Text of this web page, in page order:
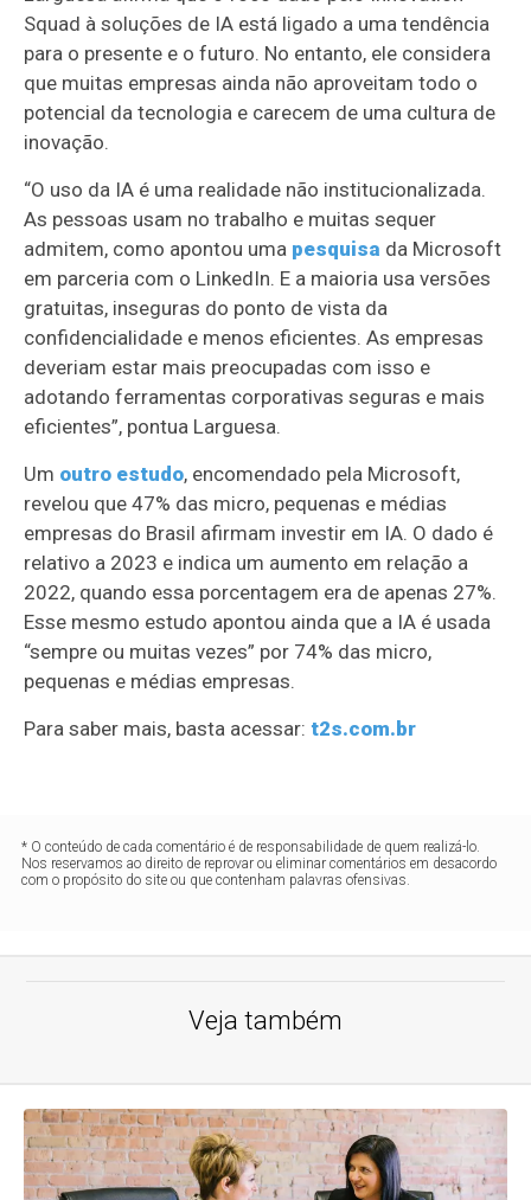
Squad à soluções de IA está ligado a uma tendência
para o presente e o futuro. No entanto, ele considera
que muitas empresas ainda não aproveitam todo o
potencial da tecnologia e carecem de uma cultura de
inovação.
“O uso da IA é uma realidade não institucionalizada.
As pessoas usam no trabalho e muitas sequer
admitem, como apontou uma pesquisa da Microsoft
em parceria com o LinkedIn. E a maioria usa versões
gratuitas, inseguras do ponto de vista da
confidencialidade e menos eficientes. As empresas
deveriam estar mais preocupadas com isso e
adotando ferramentas corporativas seguras e mais
eficientes”, pontua Larguesa.
Um outro estudo, encomendado pela Microsoft,
revelou que 47% das micro, pequenas e médias
empresas do Brasil afirmam investir em IA. O dado é
relativo a 2023 e indica um aumento em relação a
2022, quando essa porcentagem era de apenas 27%.
Esse mesmo estudo apontou ainda que a IA é usada
“sempre ou muitas vezes” por 74% das micro,
pequenas e médias empresas.
Para saber mais, basta acessar:t2s.com.br
* O conteúdo de cada comentário é de responsabilidade de quem realizá-lo.
Nos reservamos ao direito de reprovar ou eliminar comentários em desacordo
com o propósito do site ou que contenham palavras ofensivas.
Veja também